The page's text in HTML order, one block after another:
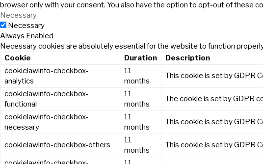
browser only with your consent. You also have the option to opt-out of these
Necessary
Necessary
Always Enabled
Necessary cookies are absolutely essential for the website to function
Cookie
Duration
Description
cookielawinfo-checkbox-
analytics
11
months
This cookie is set by GDPR
cookielawinfo-checkbox-
functional
11
months
The cookie is set by GDPR
cookielawinfo-checkbox-
necessary
11
months
This cookie is set by GDPR
cookielawinfo-checkbox-others
11
months
This cookie is set by GDPR